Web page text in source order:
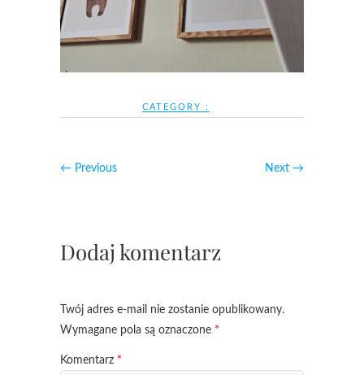
CATEGORY :
← Previous Next →
Dodaj komentarz
Twój adres e-mail nie zostanie opublikowany.
Wymagane pola są oznaczone *
Komentarz *